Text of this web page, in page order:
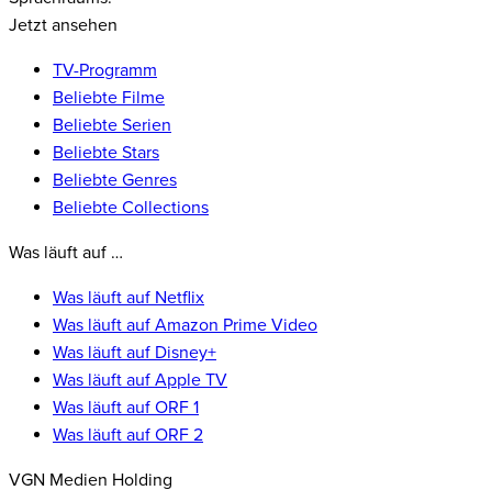
Jetzt ansehen
TV-Programm
Beliebte Filme
Beliebte Serien
Beliebte Stars
Beliebte Genres
Beliebte Collections
Was läuft auf …
Was läuft auf Netflix
Was läuft auf Amazon Prime Video
Was läuft auf Disney+
Was läuft auf Apple TV
Was läuft auf ORF 1
Was läuft auf ORF 2
VGN Medien Holding